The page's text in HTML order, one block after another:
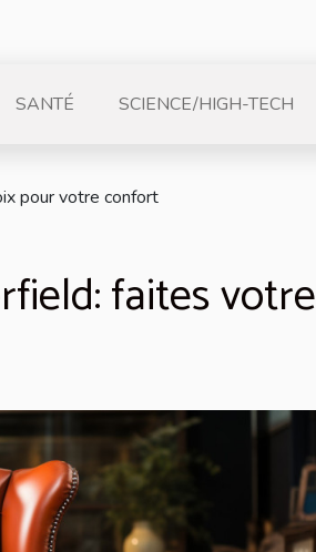
SANTÉ SCIENCE/HIGH-TECH
pour votre confort
faites votre